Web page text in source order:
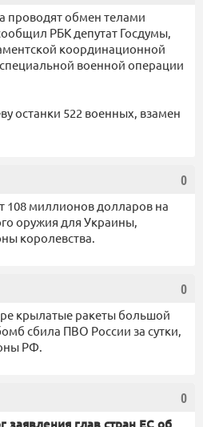
проводят обмен телами
РБК депутат Госдумы,
координационной
военной операции
останки 522 военных, взамен
0
108 миллионов долларов на
оружия для Украины,
королевства.
0
крылатые ракеты большой
сбила ПВО России за сутки,
РФ.
0
заявления глав стран ЕС об